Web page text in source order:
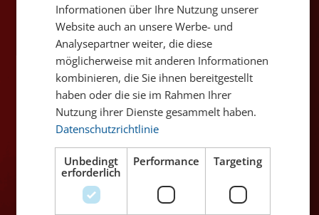
Traubensorte
Malbec, Cabernet Sauvignon
Temperatur
18° C
Passt zu
Zu Grill, Wild, rezenter Käse
und einfach so.
Alkoholgehalt
14% Vol.Alc.
Angaben zu
Ernährungswerten
Erhältlich in den Filialen
Winterthur
Informationen über Ihre Nutzung unserer
Website auch an unsere Werbe- und
Analysepartner weiter, die diese
möglicherweise mit anderen Informationen
kombinieren, die Sie ihnen bereitgestellt
haben oder die sie im Rahmen Ihrer
Nutzung ihrer Dienste gesammelt haben.
Datenschutzrichtlinie
Unbedingt
erforderlich
Performance Targeting